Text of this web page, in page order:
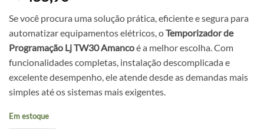
Se você procura uma solução prática, eficiente e segura para
automatizar equipamentos elétricos, oTemporizador de
Programação Lj TW30 Amancoé a melhor escolha. Com
funcionalidades completas, instalação descomplicada e
excelente desempenho, ele atende desde as demandas mais
simples até os sistemas mais exigentes.
Em estoque